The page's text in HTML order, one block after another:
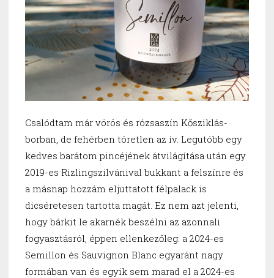
Csalódtam már vörös és rózsaszín Kősziklás-
borban, de fehérben töretlen az ív. Legutóbb egy
kedves barátom pincéjének átvilágítása után egy
2019-es Rizlingszilvánival bukkant a felszínre és
a másnap hozzám eljuttatott félpalack is
dicséretesen tartotta magát. Ez nem azt jelenti,
hogy bárkit le akarnék beszélni az azonnali
fogyasztásról, éppen ellenkezőleg: a 2024-es
Semillon és Sauvignon Blanc egyaránt nagy
formában van és egyik sem marad el a 2024-es